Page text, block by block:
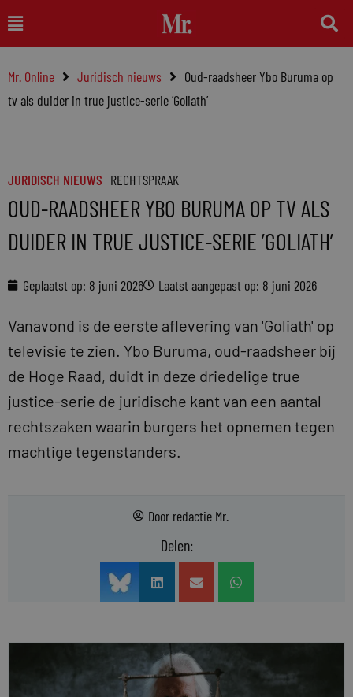
naar
inhoud
Main
Menu
Mr. Online Juridisch nieuws
Oud-raadsheer Ybo Buruma op
tv als duider in true justice-serie ’Goliath’
JURIDISCH NIEUWS RECHTSPRAAK
OUD-RAADSHEER YBO BURUMA OP TV ALS
DUIDER IN TRUE JUSTICE-SERIE ’GOLIATH’
Geplaatst op: 8 juni 2026 Laatst aangepast op: 8 juni 2026
Vanavond is de eerste aflevering van 'Goliath' op
televisie te zien. Ybo Buruma, oud-raadsheer bij
de Hoge Raad, duidt in deze driedelige true
justice-serie de juridische kant van een aantal
rechtszaken waarin burgers het opnemen tegen
machtige tegenstanders.
Door redactie Mr.
Delen: